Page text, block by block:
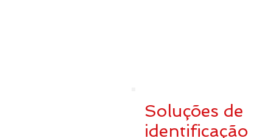
Soluções de
identificação